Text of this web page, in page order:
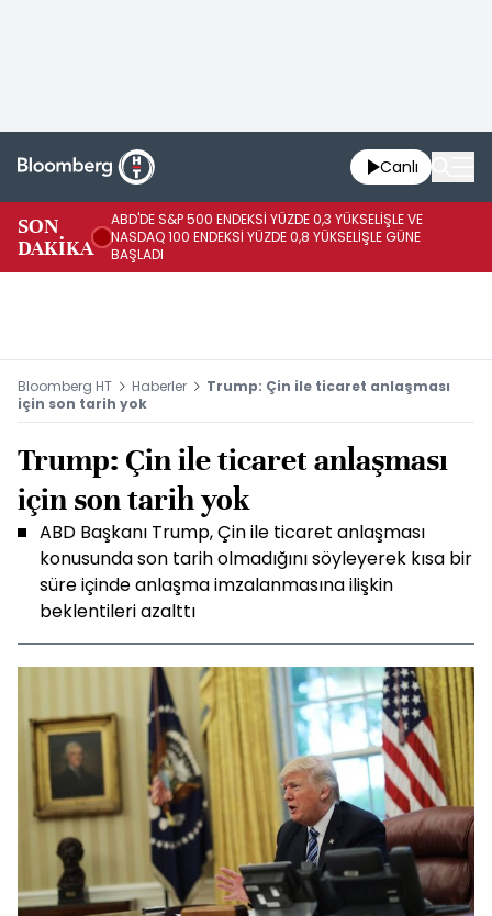
Canlı
SON
DAKİKA
ABD'DE S&P 500 ENDEKSİ YÜZDE 0,3 YÜKSELİŞLE VE
NASDAQ 100 ENDEKSİ YÜZDE 0,8 YÜKSELİŞLE GÜNE
BAŞLADI
Bloomberg HT Haberler
Trump: Çin ile ticaret anlaşması
için son tarih yok
Trump: Çin ile ticaret anlaşması
için son tarih yok
ABD Başkanı Trump, Çin ile ticaret anlaşması
konusunda son tarih olmadığını söyleyerek kısa bir
süre içinde anlaşma imzalanmasına ilişkin
beklentileri azalttı